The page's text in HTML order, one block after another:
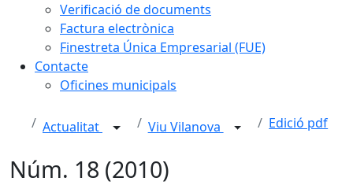
Verificació de documents
Factura electrònica
Finestreta Única Empresarial (FUE)
Contacte
Oficines municipals
Actualitat Viu Vilanova Edició pdf
Núm. 18 (2010)